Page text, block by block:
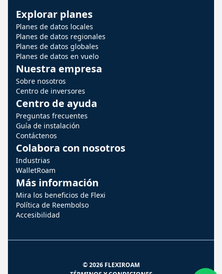
Explorar planes
Planes de datos locales
Planes de datos regionales
Planes de datos globales
Planes de datos en vuelo
Nuestra empresa
Sobre nosotros
Centro de inversores
Centro de ayuda
Preguntas frecuentes
Guía de instalación
Contáctenos
Colabora con nosotros
Industrias
WalletRoam
Más información
Mira los beneficios de Flexi
Política de Reembolso
Accesibilidad
© 2026 FLEXIROAM